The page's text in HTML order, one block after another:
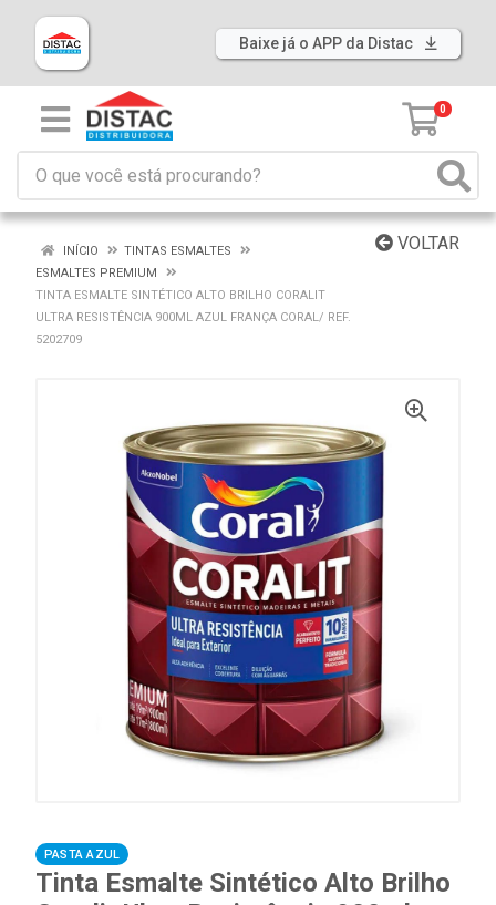
Baixe já o APP da Distac
0
VOLTAR
INÍCIO
TINTAS ESMALTES
ESMALTES PREMIUM
TINTA ESMALTE SINTÉTICO ALTO BRILHO CORALIT
ULTRA RESISTÊNCIA 900ML AZUL FRANÇA CORAL/ REF.
5202709
PASTA AZUL
Tinta Esmalte Sintético Alto Brilho